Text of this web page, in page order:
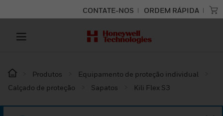
CONTATE-NOS ORDEM RÁPIDA
Produtos
Equipamento de proteção individual
Calçado de proteção
Sapatos Kili Flex S3